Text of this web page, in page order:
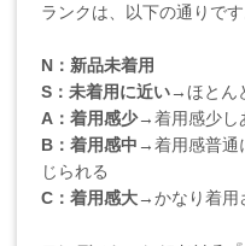
ランクは、以下の通りです
N：新品未着用
S：未着用に近い→ほとん
A：着用感少→着用感少し
B：着用感中→着用感普通
じられる
C：着用感大→かなり着用